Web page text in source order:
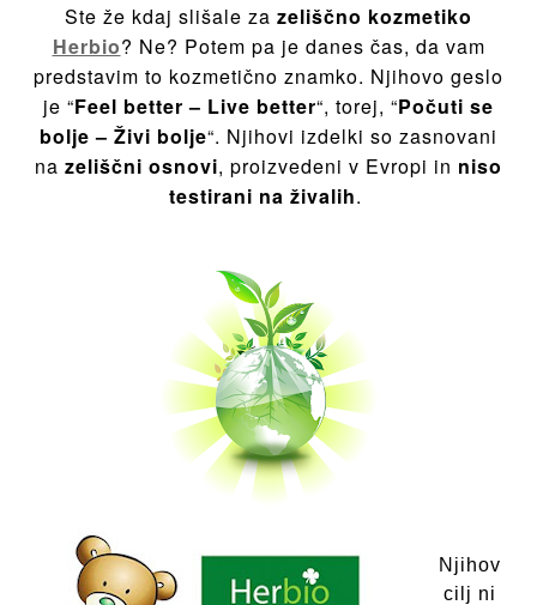
Ste že kdaj slišale za zeliščno kozmetiko
Herbio? Ne? Potem pa je danes čas, da vam
predstavim to kozmetično znamko. Njihovo geslo
je “Feel better – Live better“, torej, “Počuti se
bolje – Živi bolje“. Njihovi izdelki so zasnovani
na zeliščni osnovi, proizvedeni v Evropi in niso
testirani na živalih.
Njihov
cilj ni